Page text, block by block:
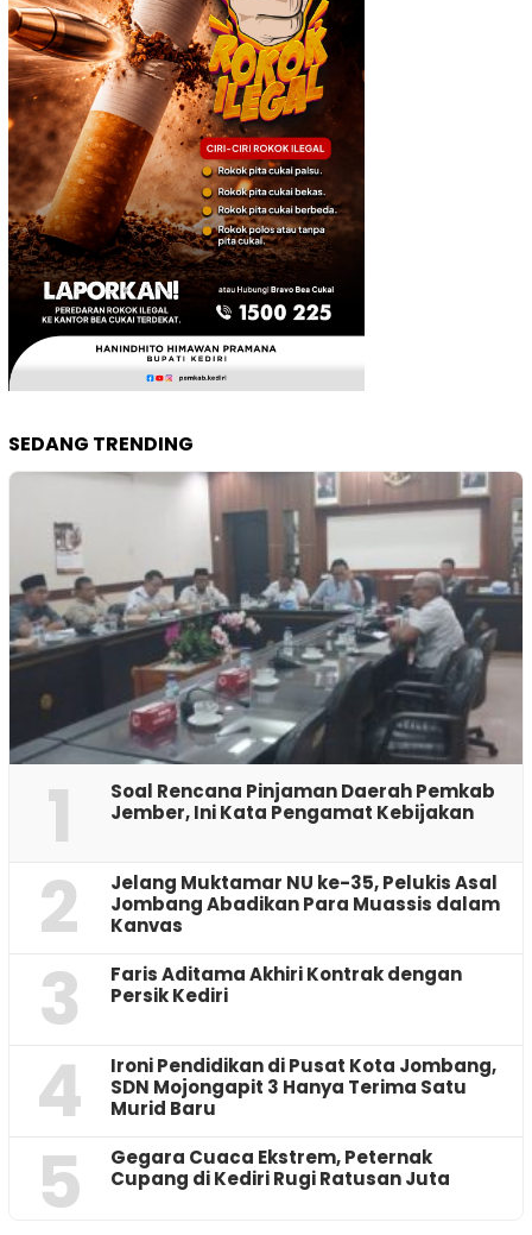
SEDANG TRENDING
1
‎Soal Rencana Pinjaman Daerah Pemkab
Jember, Ini Kata Pengamat Kebijakan ‎
2
Jelang Muktamar NU ke-35, Pelukis Asal
Jombang Abadikan Para Muassis dalam
Kanvas
3
Faris Aditama Akhiri Kontrak dengan
Persik Kediri
4
Ironi Pendidikan di Pusat Kota Jombang,
SDN Mojongapit 3 Hanya Terima Satu
Murid Baru
5
‎Gegara Cuaca Ekstrem, Peternak
Cupang di Kediri Rugi Ratusan Juta